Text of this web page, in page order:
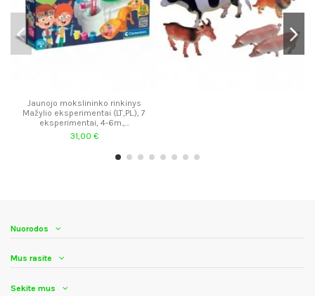
Jaunojo mokslininko rinkinys
Mažylio eksperimentai (LT,PL.), 7
eksperimentai, 4-6m.,...
31,00 €
Nuorodos
Mus rasite
Sekite mus